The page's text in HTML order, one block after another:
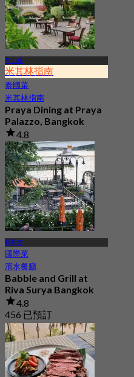
考山路
米其林指南
泰國菜
米其林指南
Praya Dining at Praya
Palazzo, Bangkok
4.8
1.1K 已預訂
起฿ 440
帕那空
國際菜
濱水餐廳
Babble and Grill at
Riva Surya Bangkok
4.8
456 已預訂
起 ฿ 315